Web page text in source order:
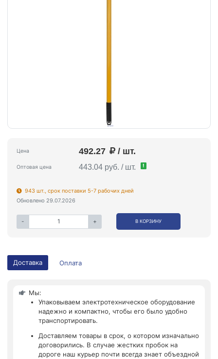
Цена 492.27 / шт.
Оптовая цена 443.04 руб. / шт. !
943 шт., срок поставки 5-7 рабочих дней
Обновлено 29.07.2026
- + В КОРЗИНУ
Доставка Оплата
Мы:
Упаковываем электротехническое оборудование
надежно и компактно, чтобы его было удобно
транспортировать.
Доставляем товары в срок, о котором изначально
договорились. В случае жестких пробок на
дороге наш курьер почти всегда знает объездной